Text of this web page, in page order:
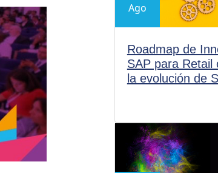
Ago
Roadmap de
SAP para Retail
la evolución de